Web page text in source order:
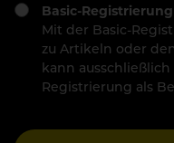
Basic-Registrierung
Mit der Basic-
zu Artikeln oder
kann
Registrierung als